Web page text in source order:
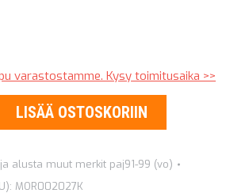
varastostamme. Kysy toimitusaika >>
LISÄÄ OSTOSKORIIN
alusta muut merkit paj91-99 (vo)
MOR002027K